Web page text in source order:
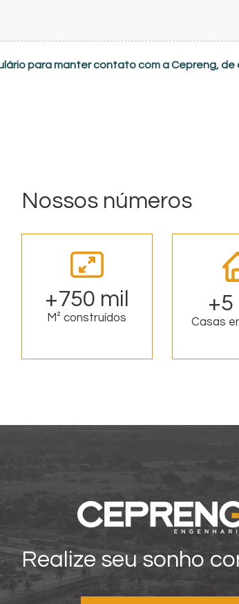
para manter contato com a Cepreng, de
Nossos números
+750 mil
M² construídos
+5
Casas
Realize seu sonho